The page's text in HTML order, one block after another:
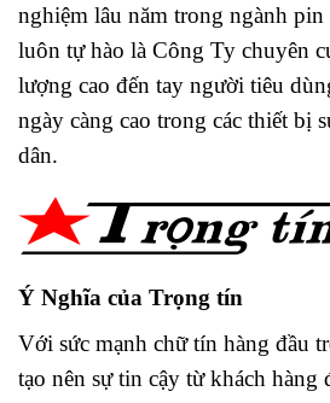
nghiệm lâu năm trong ngành
luôn tự hào là Công Ty chuyên
lượng cao đến tay người tiêu
ngày càng cao trong các thiết bị
dân.
Ý Nghĩa của Trọng tín
Với sức mạnh chữ tín hàng đầu
tạo nên sự tin cậy từ khách